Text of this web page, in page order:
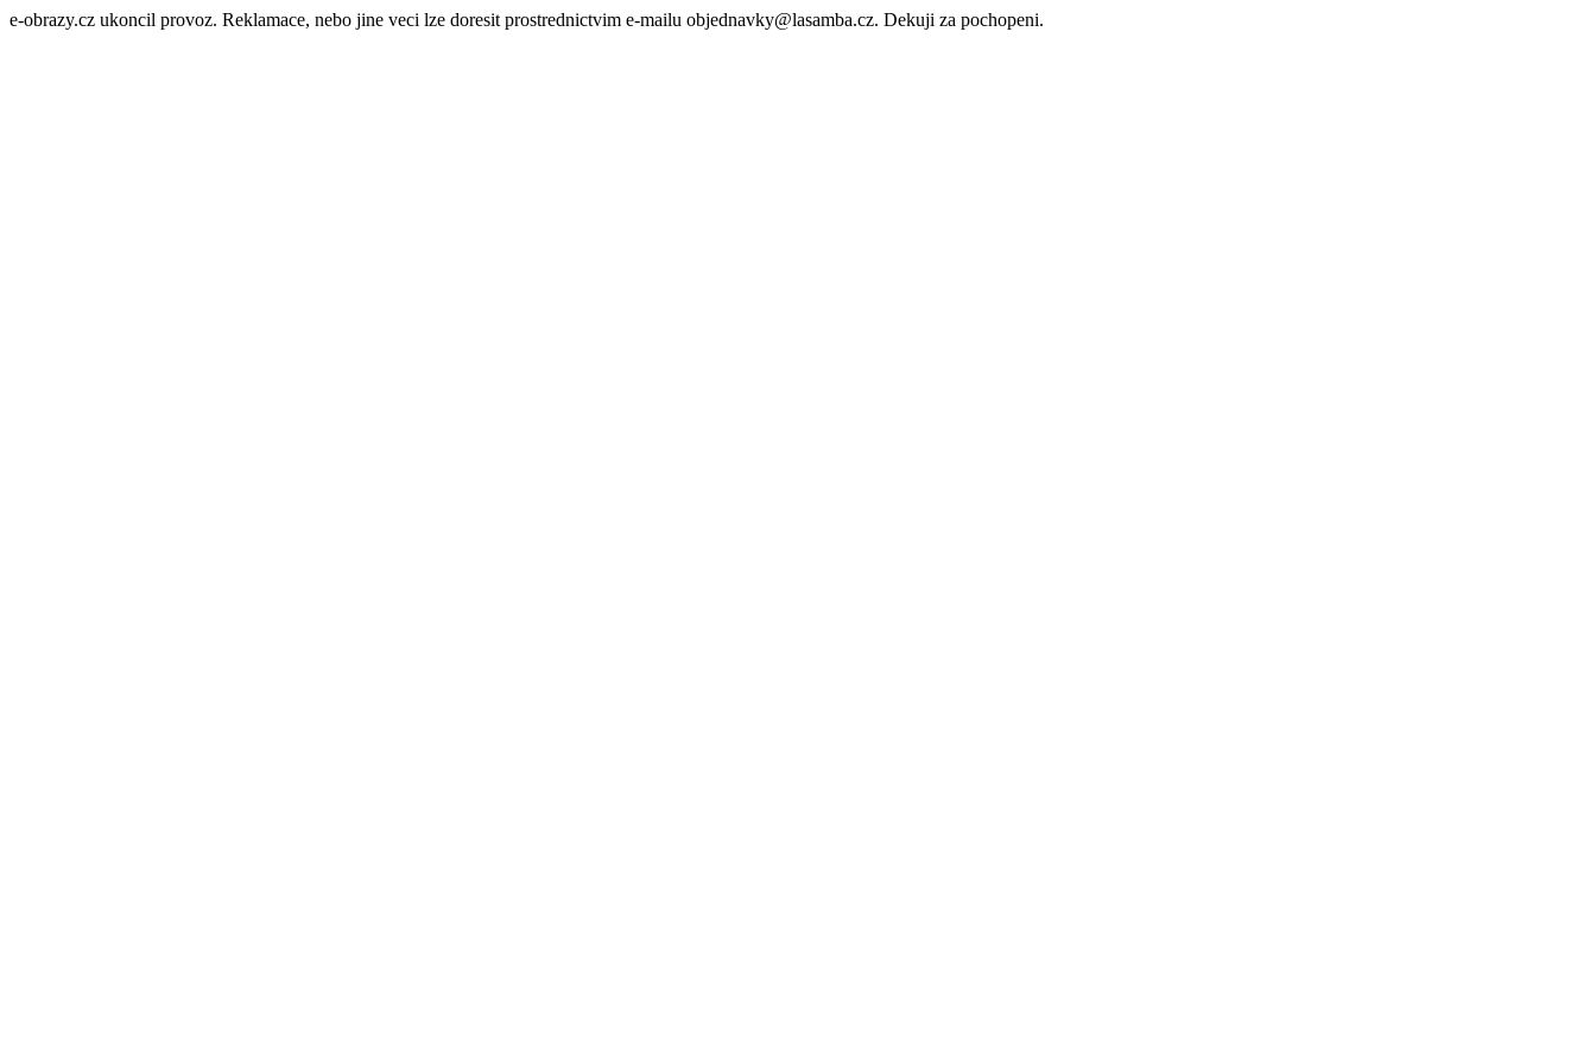
e-obrazy.cz ukoncil provoz. Reklamace, nebo jine veci lze doresit prostrednictvim e-mailu objednavky@lasamba.cz. Dekuji za pochopeni.